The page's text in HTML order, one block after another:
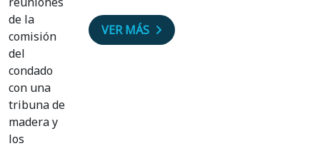
VER MÁS